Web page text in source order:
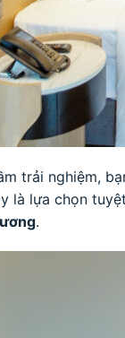
trải nghiệm,
là lựa chọn
.